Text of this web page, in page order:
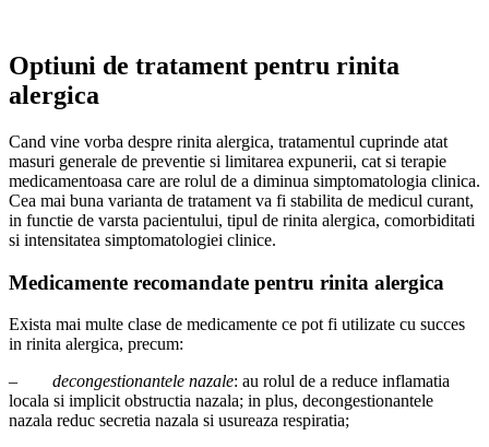
Optiuni de tratament pentru rinita
alergica
Cand vine vorba despre rinita alergica, tratamentul cuprinde atat
masuri generale de preventie si limitarea expunerii, cat si terapie
medicamentoasa care are rolul de a diminua simptomatologia clinica.
Cea mai buna varianta de tratament va fi stabilita de medicul curant,
in functie de varsta pacientului, tipul de rinita alergica, comorbiditati
si intensitatea simptomatologiei clinice.
Medicamente recomandate pentru rinita alergica
Exista mai multe clase de medicamente ce pot fi utilizate cu succes
in rinita alergica, precum:
–
decongestionantele nazale: au rolul de a reduce inflamatia
locala si implicit obstructia nazala; in plus, decongestionantele
nazala reduc secretia nazala si usureaza respiratia;